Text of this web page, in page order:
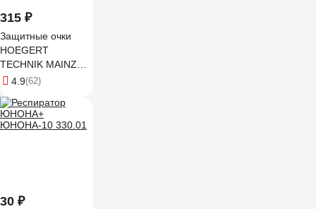
315 ₽
Защитные очки
HOEGERT
TECHNIK MAINZ
бесцветные,
размер HT5K005
4.9(62)
30 ₽